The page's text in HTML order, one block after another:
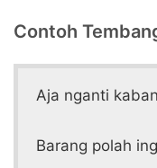
Contoh
Aja nganti
Barang polah